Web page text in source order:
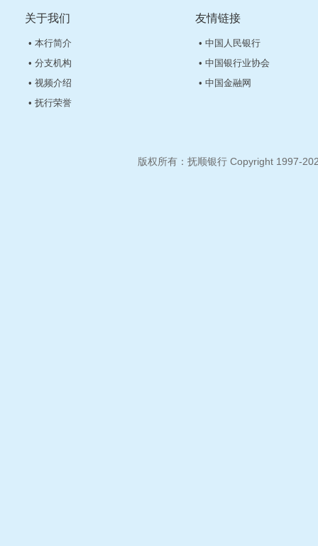
关于我们
• 本行简介
• 分支机构
• 视频介绍
• 抚行荣誉
友情链接
• 中国人民银行
• 中国银行业协会
• 中国金融网
版权所有：抚顺银行 Copyright 1997-